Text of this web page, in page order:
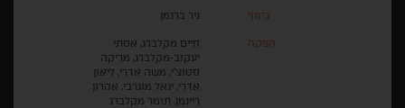
בימוי ניר ברגמן
הפקה
חיים מקלברג, אסתי
יעקוב-מקלברג, מריקה
סטוצ'י, משה אדרי, ליאון
אדרי, יגאל מוגרבי, אהרון
ריינמן, תומר מקלברג